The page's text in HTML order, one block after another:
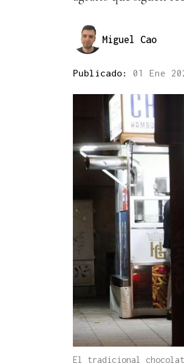
Miguel Cao
Publicado: 01 Ene
El tradicional